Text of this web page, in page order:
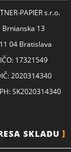
PAPIER s.r.o.
Brnianska 13
04 Bratislava
IČO: 17321549
2020314340
SK2020314340
SKLADU